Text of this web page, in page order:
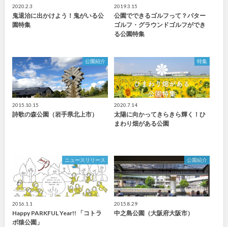
2020.2.3
鬼退治に出かけよう！鬼がいる公
園特集
2019.3.15
公園でできるゴルフって？パター
ゴルフ・グラウンドゴルフができ
る公園特集
公園紹介
2015.10.15
詩歌の森公園（岩手県北上市）
特集
2020.7.14
太陽に向かってきらきら輝く！ひ
まわり畑がある公園
ニュースリリース
2016.1.1
Happy PARKFUL Year!! 「コトラ
ボ猿公園」
公園紹介
2015.8.29
中之島公園（大阪府大阪市）